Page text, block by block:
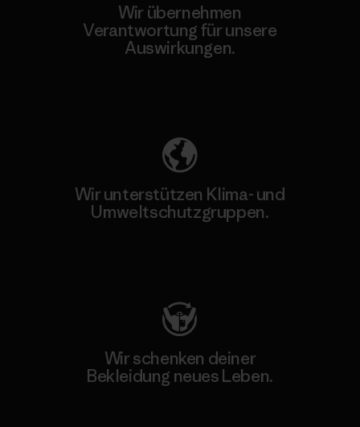
Wir übernehmen
Verantwortung für unsere
Auswirkungen.
Wir unterstützen Klima- und
Umweltschutzgruppen.
Wir schenken deiner
Bekleidung neues Leben.